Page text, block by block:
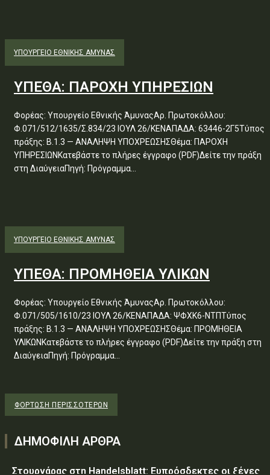
ΥΠΟΥΡΓΕΊΟ ΕΘΝΙΚΉΣ ΆΜΥΝΑΣ
ΥΠΕΘΑ: ΠΑΡΟΧΗ ΥΠΗΡΕΣΙΩΝ
Φορέας: Υπουργείο Εθνικής ΆμυναςΑρ. Πρωτοκόλλου:
Φ.071/512/1635/Σ.834/23 ΙΟΥΛ 26/ΚΕΝΑΠΑΔΑ: 63446-2Γ5Τύπος
πράξης: Β.1.3 — ΑΝΑΛΗΨΗ ΥΠΟΧΡΕΩΣΗΣΘέμα: ΠΑΡΟΧΗ
ΥΠΗΡΕΣΙΩΝΚατεβάστε το πλήρες έγγραφο (PDF)Δείτε την πράξη
στη ΔιαύγειαΠηγή: Πρόγραμμα...
ΥΠΟΥΡΓΕΊΟ ΕΘΝΙΚΉΣ ΆΜΥΝΑΣ
ΥΠΕΘΑ: ΠΡΟΜΗΘΕΙΑ ΥΛΙΚΩΝ
Φορέας: Υπουργείο Εθνικής ΆμυναςΑρ. Πρωτοκόλλου:
Φ.071/505/1610/23 ΙΟΥΛ 26/ΚΕΝΑΠΑΔΑ: ΨΦΧΚ6-ΝΤΠΤύπος
πράξης: Β.1.3 — ΑΝΑΛΗΨΗ ΥΠΟΧΡΕΩΣΗΣΘέμα: ΠΡΟΜΗΘΕΙΑ
ΥΛΙΚΩΝΚατεβάστε το πλήρες έγγραφο (PDF)Δείτε την πράξη στη
ΔιαύγειαΠηγή: Πρόγραμμα...
ΦΌΡΤΩΣΗ ΠΕΡΙΣΣΟΤΈΡΩΝ
ΔΗΜΟΦΙΛΗ ΑΡΘΡΑ
Στουρνάρας στη Handelsblatt: Ευπρόσδεκτες οι ξένες